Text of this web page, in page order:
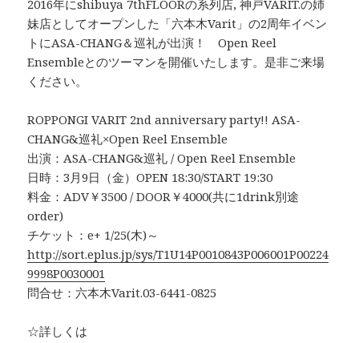
2016年にshibuya 7thFLOORの系列店, 神戸VARIT.の姉
妹店としてオープンした「六本木Varit」の2周年イベン
トにASA-CHANG＆巡礼が出演！ Open Reel
Ensembleとのツーマンを開催いたします。是非ご来場
ください。
ROPPONGI VARIT 2nd anniversary party!! ASA-
CHANG&巡礼×Open Reel Ensemble
出演：ASA-CHANG&巡礼 / Open Reel Ensemble
日時：3月9日（金）OPEN 18:30/START 19:30
料金：ADV￥3500 / DOOR￥4000(共に1drink別途
order)
チケット：e+ 1/25(木)～
http://sort.eplus.jp/sys/T1U14P0010843P006001P00224
9998P0030001
問合せ：六本木Varit.03-6441-0825
☆詳しくは